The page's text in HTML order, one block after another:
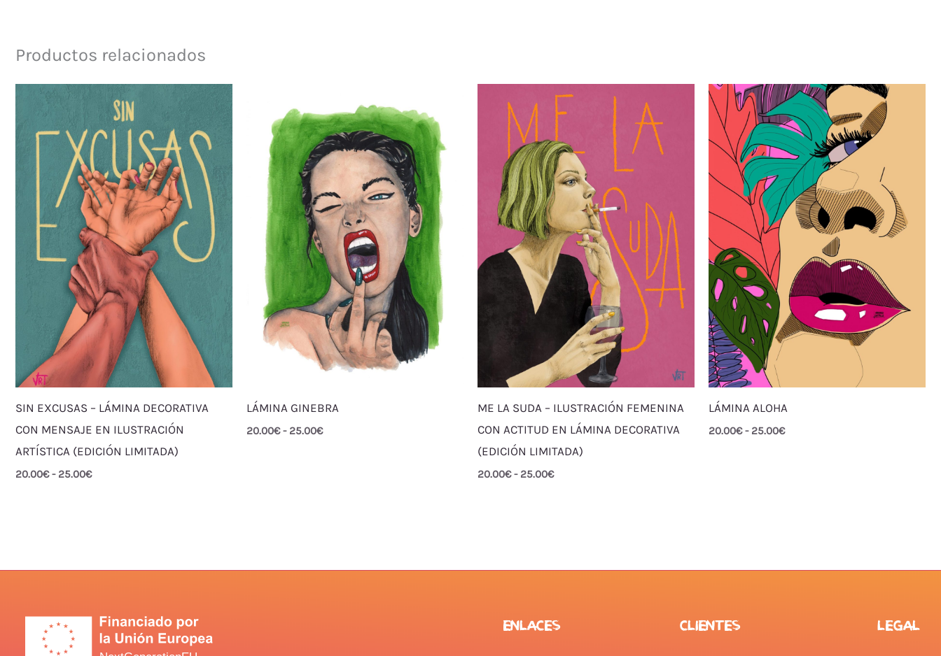
Productos relacionados
SIN EXCUSAS – LÁMINA DECORATIVA
CON MENSAJE EN ILUSTRACIÓN
ARTÍSTICA (EDICIÓN LIMITADA)
20.00€ - 25.00€
precios:
desde
20.00€
hasta
25.00€
LÁMINA GINEBRA
20.00€ - 25.00€
precios:
desde
20.00€
hasta
25.00€
ME LA SUDA – ILUSTRACIÓN FEMENINA
CON ACTITUD EN LÁMINA DECORATIVA
(EDICIÓN LIMITADA)
20.00€ - 25.00€
de
precios:
desde
20.00€
hasta
25.00€
LÁMINA ALOHA
20.00€ - 25.00€
Rango
de
precios:
desde
20.00€
hasta
25.00€
ENLACES CLIENTES LEGAL